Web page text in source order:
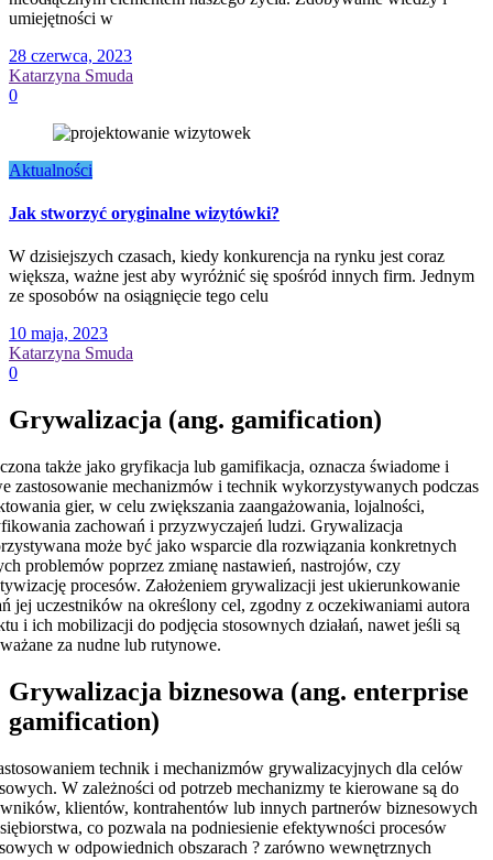
umiejętności w
28 czerwca, 2023
Katarzyna Smuda
0
Aktualności
Jak stworzyć oryginalne wizytówki?
W dzisiejszych czasach, kiedy konkurencja na rynku jest coraz
większa, ważne jest aby wyróżnić się spośród innych firm. Jednym
ze sposobów na osiągnięcie tego celu
10 maja, 2023
Katarzyna Smuda
0
Grywalizacja (ang. gamification)
także jako gryfikacja lub gamifikacja, oznacza świadome i
zastosowanie mechanizmów i technik wykorzystywanych podczas
gier, w celu zwiększania zaangażowania, lojalności,
zachowań i przyzwyczajeń ludzi. Grywalizacja
może być jako wsparcie dla rozwiązania konkretnych
problemów poprzez zmianę nastawień, nastrojów, czy
procesów. Założeniem grywalizacji jest ukierunkowanie
jej uczestników na określony cel, zgodny z oczekiwaniami autora
i ich mobilizacji do podjęcia stosownych działań, nawet jeśli są
za nudne lub rutynowe.
Grywalizacja biznesowa (ang. enterprise
gamification)
technik i mechanizmów grywalizacyjnych dla celów
W zależności od potrzeb mechanizmy te kierowane są do
klientów, kontrahentów lub innych partnerów biznesowych
co pozwala na podniesienie efektywności procesów
w odpowiednich obszarach ? zarówno wewnętrznych